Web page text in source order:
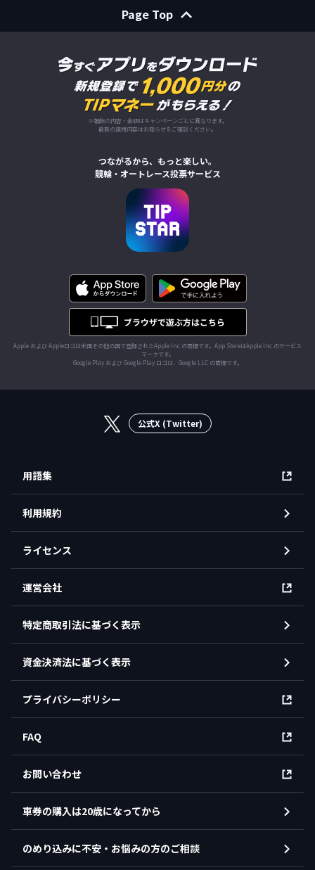
Page Top
※報酬の内容・金額はキャンペーンごとに異なります。
最新の適用内容はお知らせをご確認ください。
つながるから、もっと楽しい。
競輪・オートレース投票サービス
Apple および Appleロゴは米国その他の国で登録されたApple Inc.の商標です。App StoreはApple Inc.のサービス
マークです。
Google Play および Google Play ロゴは、Google LLC の商標です。
公式X (Twitter)
用語集
利用規約
ライセンス
運営会社
特定商取引法に基づく表示
資金決済法に基づく表示
プライバシーポリシー
FAQ
お問い合わせ
車券の購入は20歳になってから
のめり込みに不安・お悩みの方のご相談